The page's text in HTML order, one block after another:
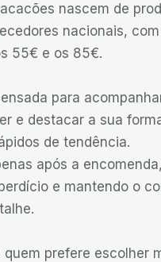
nascem de
nacionais, com
55€ e os 85€.
para
e destacar a sua
de tendência.
após a encomenda,
e mantendo o
quem prefere escolher